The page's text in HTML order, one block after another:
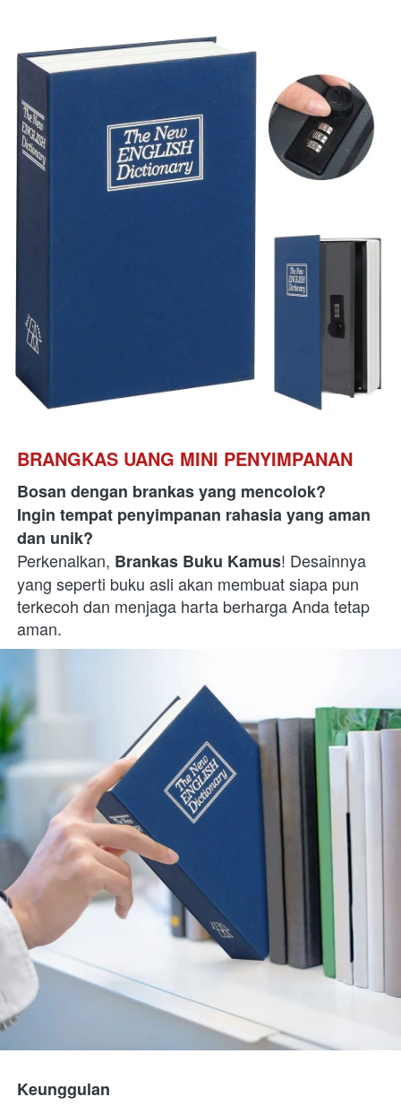
BRANGKAS UANG MINI PENYIMPANAN
Bosan dengan brankas yang mencolok?
Ingin tempat penyimpanan rahasia yang aman
dan unik?
Perkenalkan, Brankas Buku Kamus! Desainnya
yang seperti buku asli akan membuat siapa pun
terkecoh dan menjaga harta berharga Anda tetap
aman.
Keunggulan